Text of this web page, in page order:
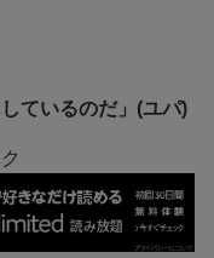
ているのだ」(ユパ)